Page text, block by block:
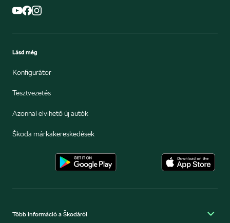
Lásd még
Konfigurátor
Tesztvezetés
Azonnal elvihető új autók
Škoda márkakereskedések
Több információ a Škodáról